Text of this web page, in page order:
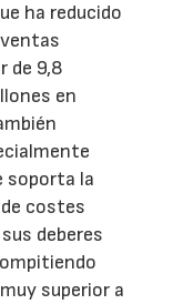
ha reducido
de 9,8
en
soporta la
costes
deberes
superior a